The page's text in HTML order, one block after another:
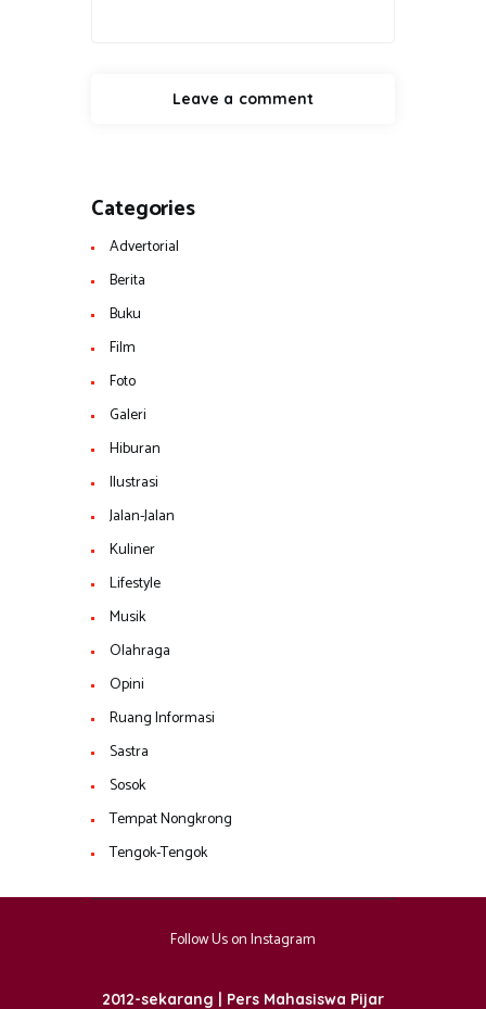
Categories
Advertorial
Berita
Buku
Film
Foto
Galeri
Hiburan
Ilustrasi
Jalan-Jalan
Kuliner
Lifestyle
Musik
Olahraga
Opini
Ruang Informasi
Sastra
Sosok
Tempat Nongkrong
Tengok-Tengok
Follow Us on Instagram
2012-sekarang | Pers Mahasiswa Pijar